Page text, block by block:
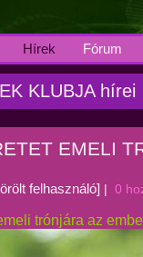
Hírek Fórum
KLUBJA hírei
EMELI
felhasználó] | 0
trónjára az